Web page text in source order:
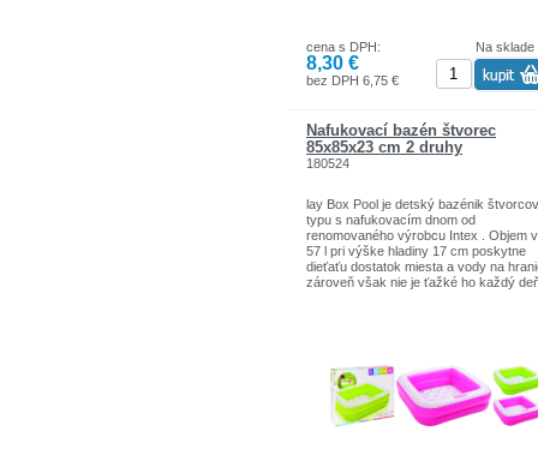
Na sklade
cena s DPH:
8,30 €
bez DPH 6,75 €
Nafukovací bazén štvorec
85x85x23 cm 2 druhy
180524
lay Box Pool je detský bazénik
typu s nafukovacím dnom od
renomovaného výrobcu Intex . Objem
57 l pri výške hladiny 17 cm poskytne
dieťaťu dostatok miesta a vody na
zároveň však nie je ťažké ho každý
Vlastnosti bazénika Intex Play Box Pool:
hmotnosť: 860 g
nafukovacie dno
dve farebná provedední